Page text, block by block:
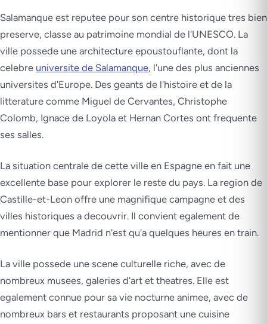
Salamanque est reputee pour son centre historique tres bien
preserve, classe au patrimoine mondial de l'UNESCO. La
ville possede une architecture epoustouflante, dont la
celebre universite de Salamanque, l'une des plus anciennes
universites d'Europe. Des geants de l'histoire et de la
litterature comme Miguel de Cervantes, Christophe
Colomb, Ignace de Loyola et Hernan Cortes ont frequente
ses salles.
La situation centrale de cette ville en Espagne en fait une
excellente base pour explorer le reste du pays. La region de
Castille-et-Leon offre une magnifique campagne et des
villes historiques a decouvrir. Il convient egalement de
mentionner que Madrid n'est qu'a quelques heures en train.
La ville possede une scene culturelle riche, avec de
nombreux musees, galeries d'art et theatres. Elle est
egalement connue pour sa vie nocturne animee, avec de
nombreux bars et restaurants proposant une cuisine